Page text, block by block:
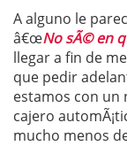
A alguno le
â€œNo sÃ© en
llegar a fin de
que pedir
estamos con un
cajero
mucho menos